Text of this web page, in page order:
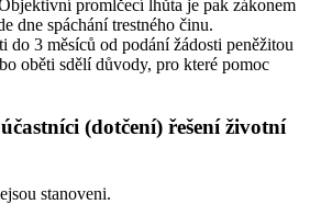
promlčecí lhůta je pak zákonem
dne spáchání trestného činu.
do 3 měsíců od podání žádosti peněžitou
oběti sdělí důvody, pro které pomoc
(dotčení) řešení životní
stanoveni.